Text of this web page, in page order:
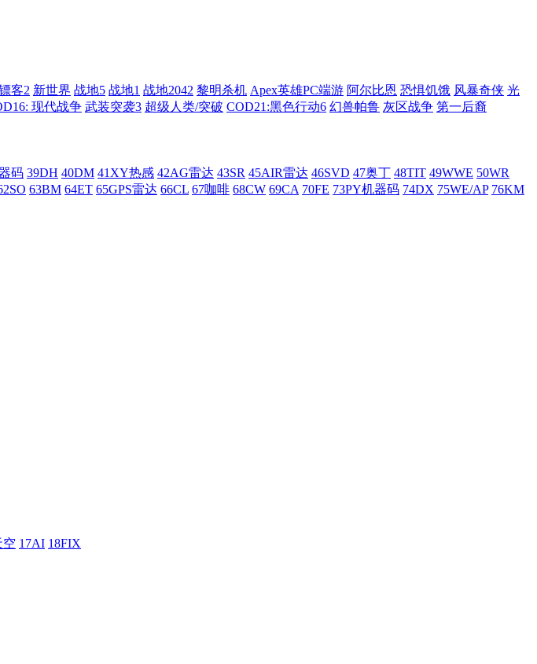
客2 新世界 战地5 战地1 战地2042 黎明杀机 Apex英雄PC端游 阿尔比恩 恐惧饥饿 风暴奇侠 光
现代战争 武装突袭3 超级人类/突破 COD21:黑色行动6 幻兽帕鲁 灰区战争 第一后裔
码 39DH 40DM 41XY热感 42AG雷达 43SR 45AIR雷达 46SVD 47奥丁 48TIT 49WWE 50WR
63BM 64ET 65GPS雷达 66CL 67咖啡 68CW 69CA 70FE 73PY机器码 74DX 75WE/AP 76KM
空 17AI 18FIX